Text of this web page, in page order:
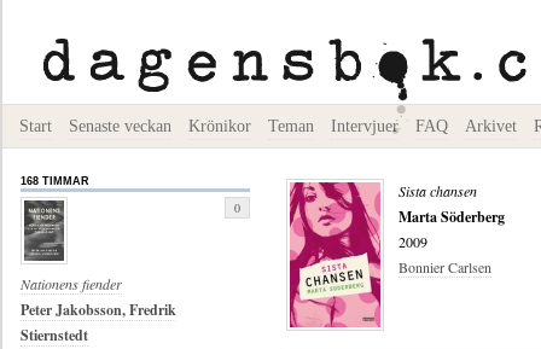
Start Senaste veckan Krönikor Teman Intervjuer FAQ Arkivet
Sista chansen
Marta Söderberg
2009
Bonnier Carlsen
168 TIMMAR
Nationens fiender
Peter Jakobsson, Fredrik
Stiernstedt
0